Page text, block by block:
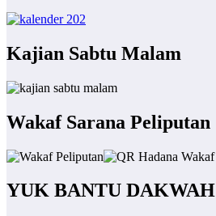
Kajian Sabtu Malam
Wakaf Sarana Peliputan
YUK BANTU DAKWAH